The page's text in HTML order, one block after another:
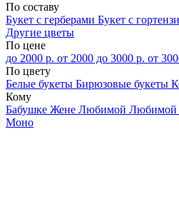
По составу
Букет с герберами Букет с
Другие цветы
По цене
до 2000 р. от 2000 до 3000 р. от
По цвету
Белые букеты Бирюзовые букеты
Кому
Бабушке Жене Любимой Любимой
Моно